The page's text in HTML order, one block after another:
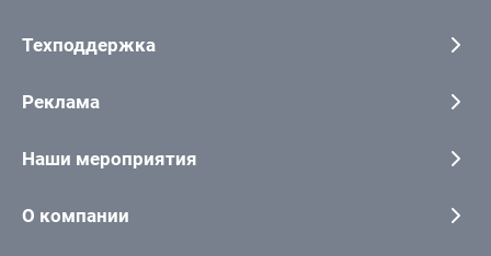
Техподдержка
Реклама
Наши мероприятия
О компании